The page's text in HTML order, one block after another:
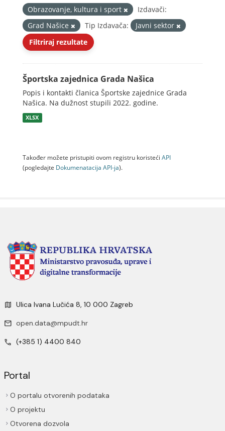
Obrazovanje, kultura i sport
Izdavači:
Grad Našice
Tip Izdavača:
Javni sektor
Filtriraj rezultate
Športska zajednica Grada Našica
Popis i kontakti članica Športske zajednice Grada
Našica. Na dužnost stupili 2022. godine.
XLSX
Također možete pristupiti ovom registru koristeći API
(pogledajte Dokumenаtаcijа API-jа).